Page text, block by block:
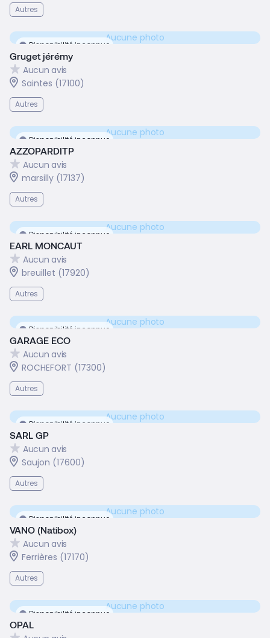
Autres
Disponibilité inconnue
Aucune photo
Gruget jérémy
Aucun avis
Saintes (17100)
Autres
Disponibilité inconnue
Aucune photo
AZZOPARDITP
Aucun avis
marsilly (17137)
Autres
Disponibilité inconnue
Aucune photo
EARL MONCAUT
Aucun avis
breuillet (17920)
Autres
Disponibilité inconnue
Aucune photo
GARAGE ECO
Aucun avis
ROCHEFORT (17300)
Autres
Disponibilité inconnue
Aucune photo
SARL GP
Aucun avis
Saujon (17600)
Autres
Disponibilité inconnue
Aucune photo
VANO (Natibox)
Aucun avis
Ferrières (17170)
Autres
Disponibilité inconnue
Aucune photo
OPAL